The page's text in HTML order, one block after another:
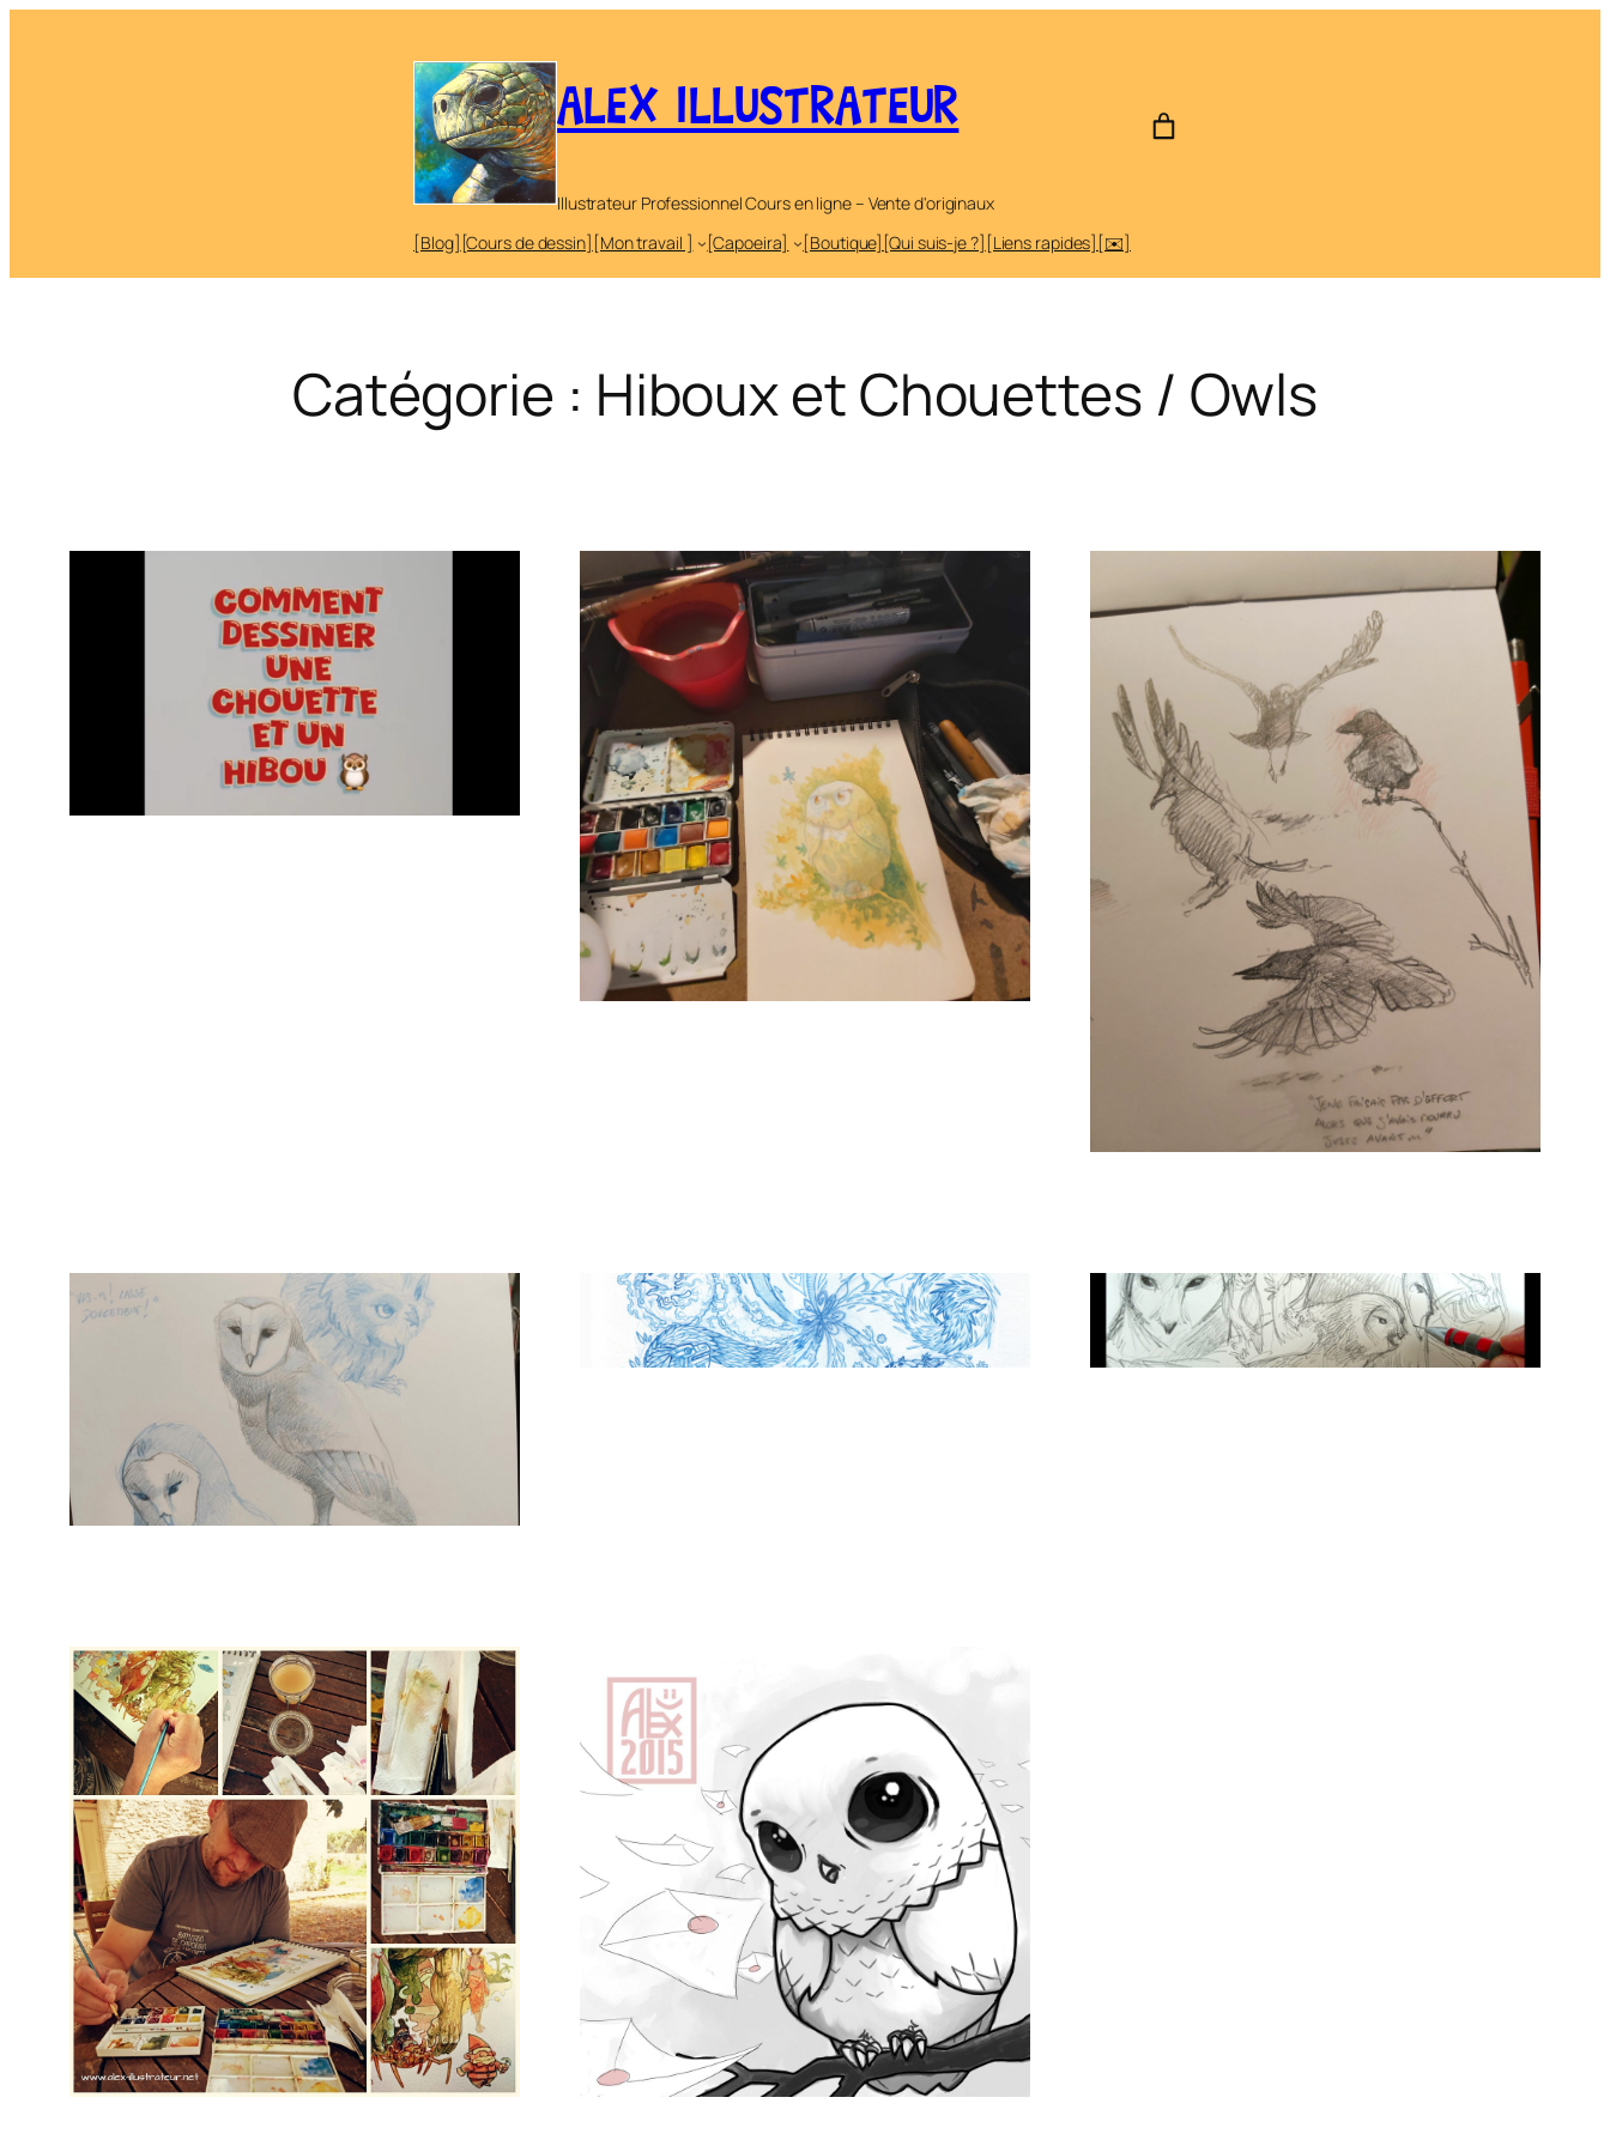
ALEX ILLUSTRATEUR
Illustrateur Professionnel Cours en ligne – Vente d'originaux
[Blog] [Cours de dessin] [Mon travail ] [Capoeira] [Boutique] [Qui suis-je ?] [Liens rapides] [✉️]
Catégorie : Hiboux et Chouettes / Owls